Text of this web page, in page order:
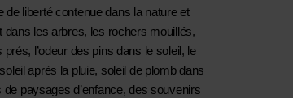
de liberté contenue dans la nature et
les arbres, les rochers mouillés,
l’odeur des pins dans le soleil, le
après la pluie, soleil de plomb dans
paysages d’enfance, des souvenirs